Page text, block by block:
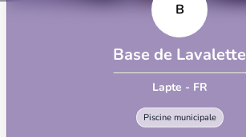
B
Base de Lavalette
Lapte - FR
Piscine municipale